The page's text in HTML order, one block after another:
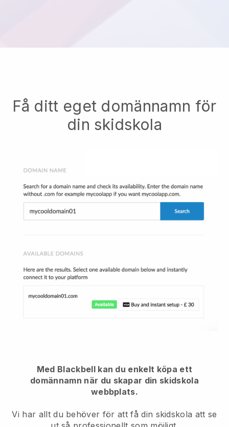
Få ditt eget domännamn för
din skidskola
Med Blackbell kan du enkelt köpa ett
domännamn när du skapar din skidskola
webbplats.
Vi har allt du behöver för att få din skidskola att se